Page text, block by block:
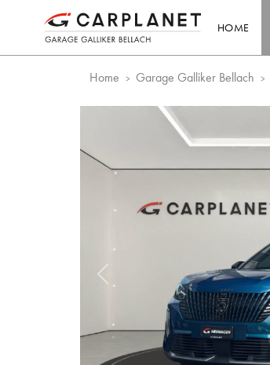
HOME
Home Garage Galliker Bellach
Vorheriges Bild